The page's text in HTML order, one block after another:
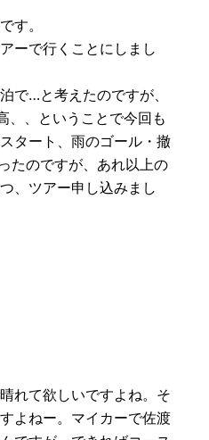
す。
ーで行くことにしまし
で…と考えたのですが、
、、ということで今回も
タート、雨のゴール・撤
たのですが、あれ以上の
、ツアー申し込みまし
れて欲しいですよね。そ
よねー。マイカーで佐渡